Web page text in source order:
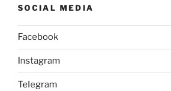
SOCIAL MEDIA
Facebook
Instagram
Telegram